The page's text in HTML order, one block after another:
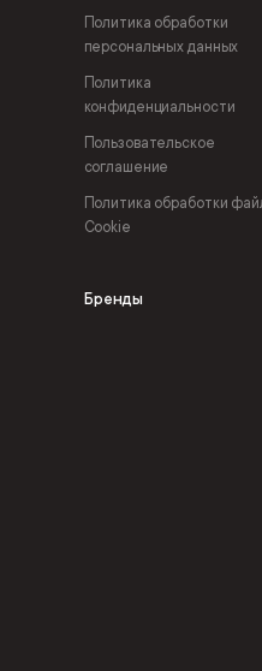
Политика обработки
персональных данных
Политика
конфиденциальности
Пользовательское
соглашение
Политика обработки
Cookie
Бренды